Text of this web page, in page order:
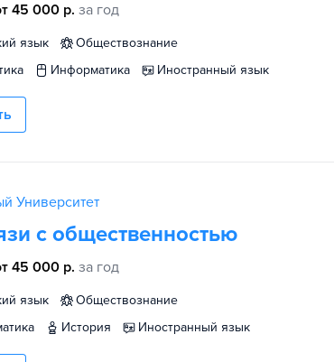
45 000 р. за год
язык
обществознание
информатика иностранный язык
Университет
с общественностью
45 000 р. за год
язык
обществознание
история иностранный язык